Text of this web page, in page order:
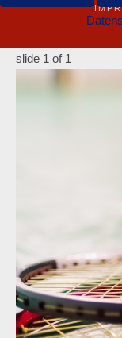
slide 1 of 1